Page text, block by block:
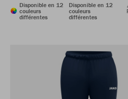
Disponible en 12
couleurs
différentes
Disponible en 12
couleurs
différentes